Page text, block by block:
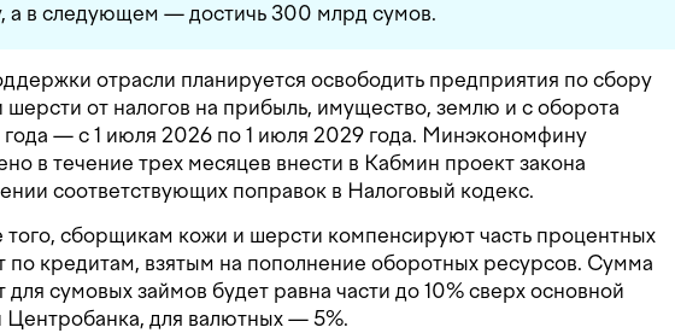
а в следующем — достичь 300 млрд сумов.
отрасли планируется освободить предприятия по сбору
шерсти от налогов на прибыль, имущество, землю и с оборота
года — с 1 июля 2026 по 1 июля 2029 года. Минэкономфину
в течение трех месяцев внести в Кабмин проект закона
соответствующих поправок в Налоговый кодекс.
сборщикам кожи и шерсти компенсируют часть процентных
по кредитам, взятым на пополнение оборотных ресурсов. Сумма
для сумовых займов будет равна части до 10% сверх основной
Центробанка, для валютных — 5%.